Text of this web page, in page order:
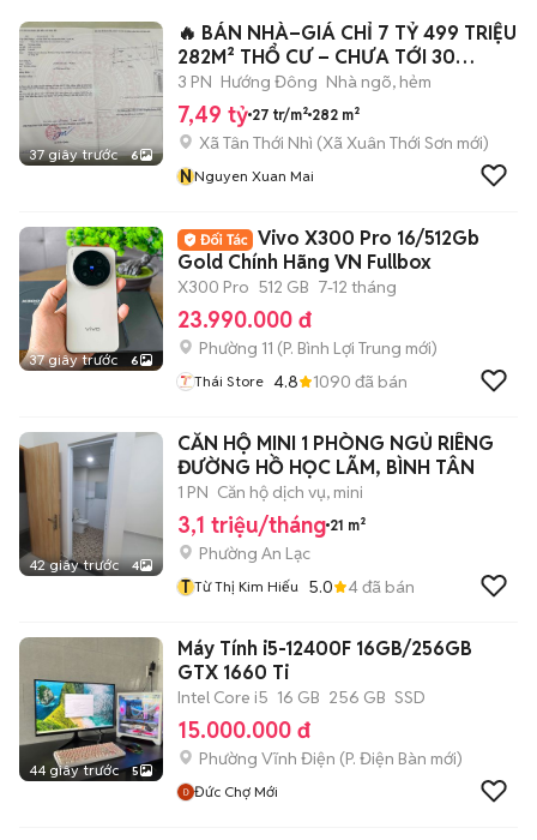
37 giây trước 6
🔥 BÁN NHÀ–GIÁ CHỈ 7 TỶ 499 TRIỆU
282M² THỔ CƯ – CHƯA TỚI 30
TRIỆU/M²
3 PN Hướng Đông Nhà ngõ, hẻm
7,49 tỷ 27 tr/m² 282 m²
Xã Tân Thới Nhì (Xã Xuân Thới Sơn mới)
NNguyen Xuan Mai
37 giây trước 6
Vivo X300 Pro 16/512Gb
Gold Chính Hãng VN Fullbox
X300 Pro 512 GB 7-12 tháng
23.990.000 đ
Phường 11 (P. Bình Lợi Trung mới)
Thái Store 4.8 1090 đã bán
42 giây trước 4
CĂN HỘ MINI 1 PHÒNG NGỦ RIÊNG
ĐƯỜNG HỒ HỌC LÃM, BÌNH TÂN
1 PN Căn hộ dịch vụ, mini
3,1 triệu/tháng 21 m²
Phường An Lạc
T Từ Thị Kim Hiếu 5.0 4đã bán
44 giây trước 5
Máy Tính i5-12400F 16GB/256GB
GTX 1660 Ti
Intel Core i5 16 GB 256 GB SSD
15.000.000 đ
Phường Vĩnh Điện (P. Điện Bàn mới)
Đức Chợ Mới